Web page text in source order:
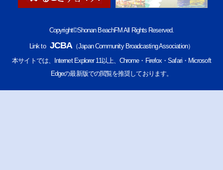
Copyright©Shonan BeachFM All Rights Reserved.
Link to JCBA （Japan Community Broadcasting Association）
本サイトでは、Internet Explorer 11以上、Chrome・Firefox・Safari・Microsoft
Edgeの最新版での閲覧を推奨しております。